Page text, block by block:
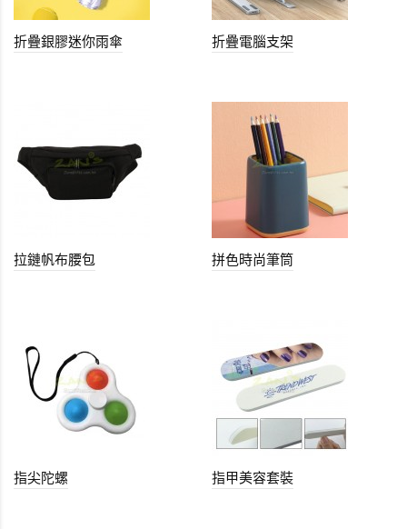
折疊銀膠迷你雨傘 折疊電腦支架
拉鏈帆布腰包 拼色時尚筆筒
指尖陀螺 指甲美容套裝